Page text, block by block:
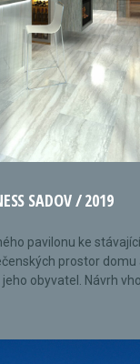
SADOV / 2019
pavilonu ke
prostor
obyvatel. Návrh